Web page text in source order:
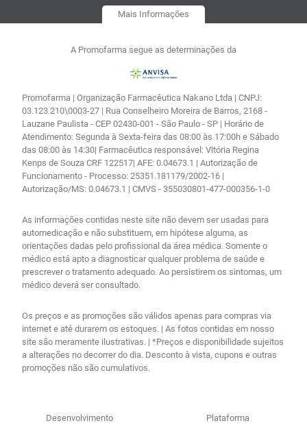
Mais Informações
A Promofarma segue as determinações da
Promofarma | Organização Farmacêutica Nakano Ltda | CNPJ:
03.123.210\0003-27 | Rua Conselheiro Moreira de Barros, 2168 -
Lauzane Paulista - CEP 02430-001 - São Paulo - SP | Horário de
Atendimento: Segunda à Sexta-feira das 08:00 às 17:00h e Sábado
das 08:00 às 14:30| Farmacêutica responsável: Vitória Regina
Kenps de Souza CRF 122517| AFE: 0.04673.1 | Autorização de
Funcionamento - Processo: 25351.181179/2002-16 |
Autorização/MS: 0.04673.1 | CMVS - 355030801-477-000356-1-0
As informações contidas neste site não devem ser usadas para
automedicação e não substituem, em hipótese alguma, as
orientações dadas pelo profissional da área médica. Somente o
médico está apto a diagnosticar qualquer problema de saúde e
prescrever o tratamento adequado. Ao persistirem os sintomas, um
médico deverá ser consultado.
Os preços e as promoções são válidos apenas para compras via
internet e até durarem os estoques. | As fotos contidas em nosso
site são meramente ilustrativas. | *Preços e disponibilidade sujeitos
a alterações no decorrer do dia. Desconto à vista, cupons e outras
promoções não são cumulativos.
Desenvolvimento Plataforma